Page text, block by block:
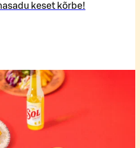
keset kõrbe!